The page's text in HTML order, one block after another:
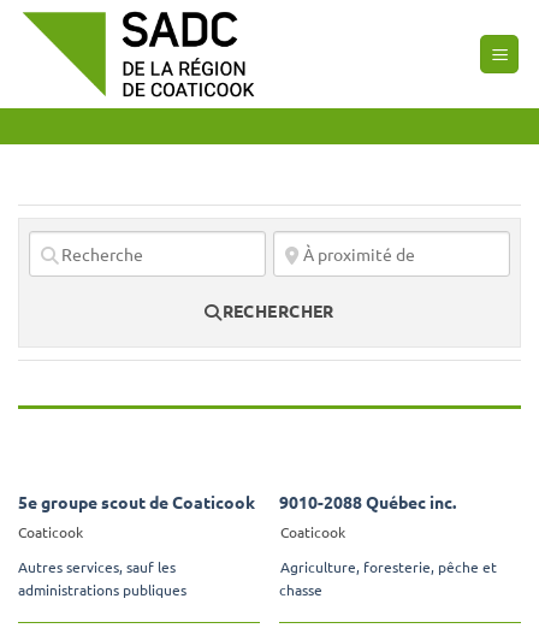
Passer
RECHERCHER
5e groupe scout de Coaticook
Coaticook
Autres services, sauf les
administrations publiques
9010-2088 Québec inc.
Coaticook
Agriculture, foresterie, pêche et
chasse